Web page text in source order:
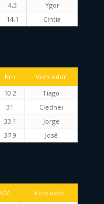
4,3
Ygor
14,1 Cintia
Km
Vencedor
10.2
Tiago
31
Clednei
33.1
Jorge
37.9 José
KM
Vencedor